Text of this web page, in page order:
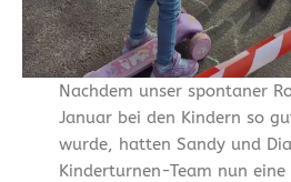
Nachdem unser spontaner
Januar bei den Kindern so
wurde, hatten Sandy und
Kinderturnen-Team nun eine